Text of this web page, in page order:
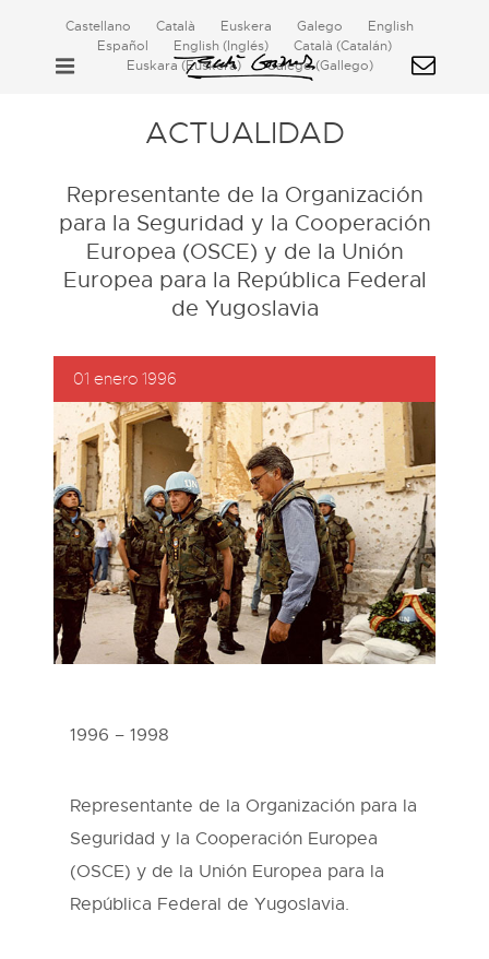
Castellano Català Euskera Galego
English
Español
English(Inglés) Català (Catalán)
Euskara (Euskera) Galego(Gallego)
ACTUALIDAD
Representante de la Organización
para la Seguridad y la Cooperación
Europea (OSCE) y de la Unión
Europea para la República Federal
de Yugoslavia
01 enero 1996
1996 – 1998
Representante de la Organización para la
Seguridad y la Cooperación Europea
(OSCE) y de la Unión Europea para la
República Federal de Yugoslavia.